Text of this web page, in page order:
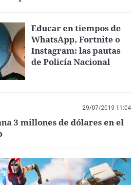
Educar en tiempos de
WhatsApp, Fortnite o
Instagram: las pautas
de Policía Nacional
29/07/2019 11:04
3 millones de dólares en el